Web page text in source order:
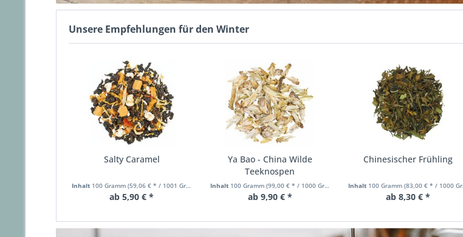
Unsere Empfehlungen für den Winter
Salty Caramel
Inhalt 100 Gramm (59,06 € * / 1001 Gramm)
ab 5,90 € *
Ya Bao - China Wilde
Teeknospen
Inhalt 100 Gramm (99,00 € * / 1000 Gramm)
ab 9,90 € *
Chinesischer Frühling
Inhalt 100 Gramm(83,00 € * / 1000 Gramm)
ab 8,30 € *